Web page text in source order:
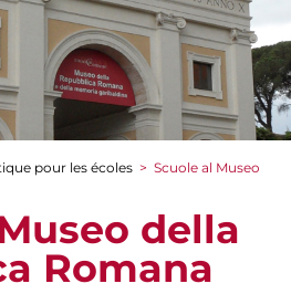
pour les écoles > Scuole al Museo
della
Romana